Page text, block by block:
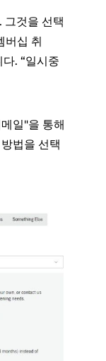
그것을 선택
버십 취
. “일시중
일"을 통해
법을 선택